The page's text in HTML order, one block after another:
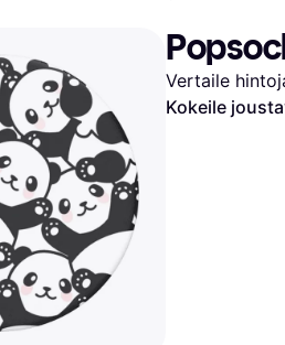
Gigantti
H&M
Peten
Wolt
Vertaile
Kokeile